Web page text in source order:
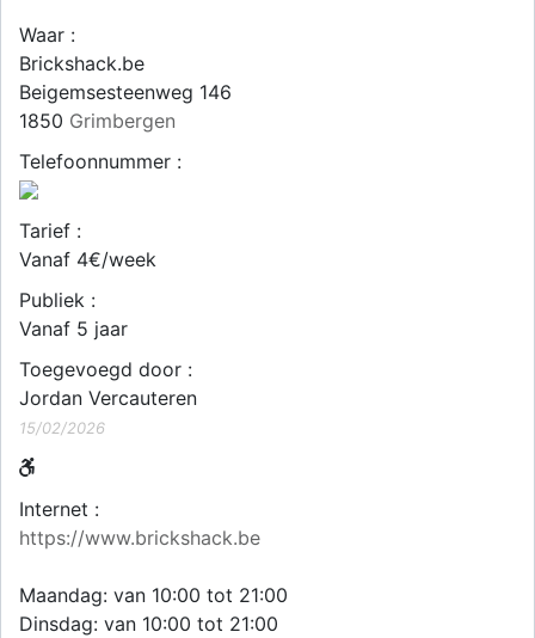
Waar :
Brickshack.be
Beigemsesteenweg 146
1850 Grimbergen
Telefoonnummer :
Tarief :
Vanaf 4€/week
Publiek :
Vanaf 5 jaar
Toegevoegd door :
Jordan Vercauteren
15/02/2026
Internet :
https://www.brickshack.be
Maandag: van 10:00 tot 21:00
Dinsdag: van 10:00 tot 21:00